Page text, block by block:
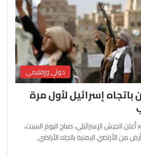
دولي وإقليمي
إسرائيل لأول مرة
آفرين علو ـ xeber24.net أعلن الجيش الإسرائيلي، صباح اليوم السبت،
من الأراضي اليمنية باتجاه الأراضي